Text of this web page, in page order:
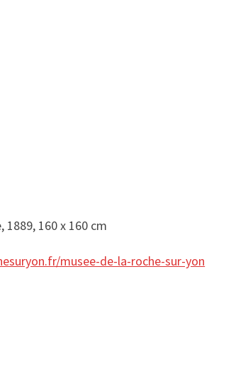
1889, 160 x 160 cm
musee-de-la-roche-sur-yon